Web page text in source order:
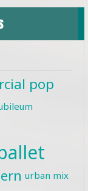
pop
urban mix